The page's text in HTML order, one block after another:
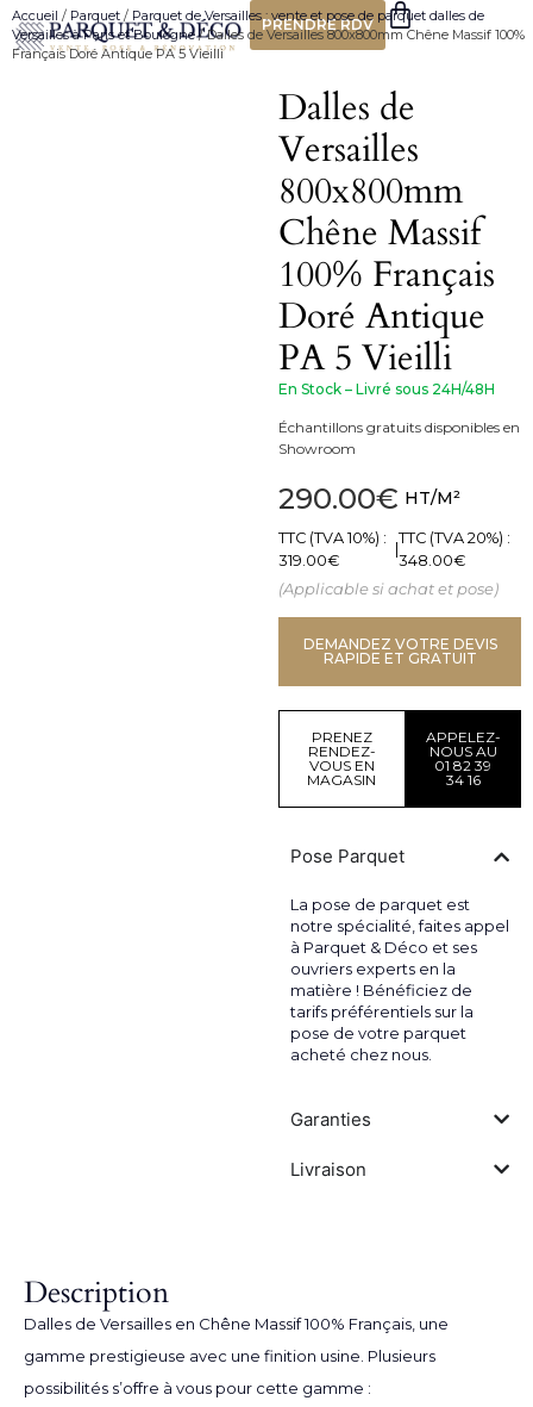
PRENDRE RDV
Accueil / Parquet / Parquet de Versailles : vente et pose de parquet dalles de
Versailles à Paris et Boulogne/ Dalles de Versailles 800x800mm Chêne Massif 100%
Français Doré Antique PA 5 Vieilli
Dalles de
Versailles
800x800mm
Chêne Massif
100% Français
Doré Antique
PA 5 Vieilli
En Stock – Livré sous 24H/48H
Échantillons gratuits disponibles en
Showroom
290.00€ HT/M²
TTC (TVA 10%) :
319.00€
TTC (TVA 20%) :
348.00€
(Applicable si achat et pose)
DEMANDEZ VOTRE DEVIS
RAPIDE ET GRATUIT
PRENEZ
RENDEZ-
VOUS EN
MAGASIN
APPELEZ-
NOUS AU
01 82 39
34 16
Pose Parquet
La pose de parquet est
notre spécialité, faites appel
à Parquet & Déco et ses
ouvriers experts en la
matière ! Bénéficiez de
tarifs préférentiels sur la
pose de votre parquet
acheté chez nous.
Garanties
Livraison
Description
Dalles de Versailles en Chêne Massif 100% Français, une
gamme prestigieuse avec une finition usine. Plusieurs
possibilités s’offre à vous pour cette gamme :